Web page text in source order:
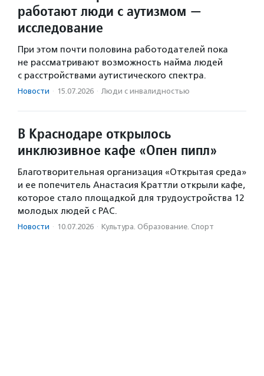
работают люди с аутизмом —
исследование
При этом почти половина работодателей пока
не рассматривают возможность найма людей
с расстройствами аутистического спектра.
Новости · 15.07.2026 · Люди с инвалидностью
В Краснодаре открылось
инклюзивное кафе «Опен пипл»
Благотворительная организация «Открытая среда»
и ее попечитель Анастасия Краттли открыли кафе,
которое стало площадкой для трудоустройства 12
молодых людей с РАС.
Новости · 10.07.2026 · Культура. Образование. Спорт